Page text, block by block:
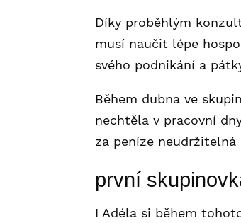
Díky proběhlým
musí naučit lépe
svého podnikání a
Během dubna ve
nechtěla v pracovní
za peníze neudržitelná
první
I Adéla si během